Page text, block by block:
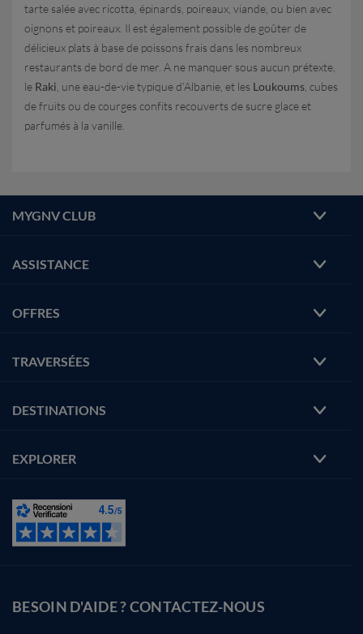
tarte salée avec ricotta, épinards, poireaux, viande, ou bien avec
oignons et poireaux. Il est également possible de goûter de
délicieux plats à base de poissons frais dans les nombreux
restaurants de bord de mer. A ne manquer sous aucun prétexte,
le Raki , une eau-de-vie typique d’Albanie, et les Loukoums , cubes
de fruits ou de courges confits recouverts de sucre glace et
parfumés à la vanille.
MYGNV CLUB
ASSISTANCE
OFFRES
TRAVERSÉES
DESTINATIONS
EXPLORER
BESOIN D'AIDE ? CONTACTEZ-NOUS